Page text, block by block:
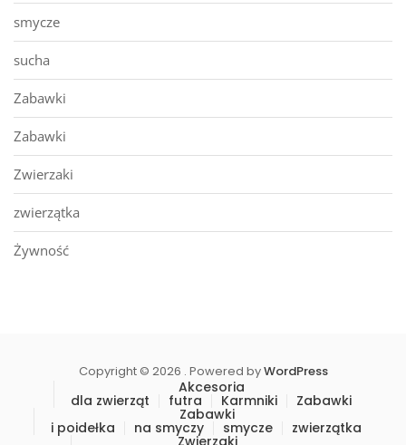
smycze
sucha
Zabawki
Zabawki
Zwierzaki
zwierzątka
Żywność
Copyright © 2026 . Powered byWordPress
Akcesoria
dla zwierząt futra Karmniki Zabawki
Zabawki
i poidełka na smyczy smycze zwierzątka
Zwierzaki